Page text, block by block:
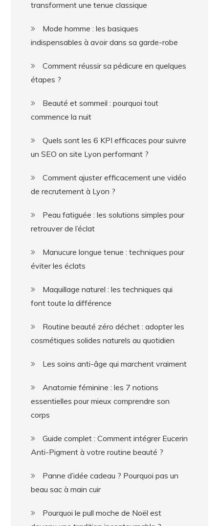
transforment une tenue classique
Mode homme : les basiques
indispensables à avoir dans sa garde-robe
Comment réussir sa pédicure en quelques
étapes ?
Beauté et sommeil : pourquoi tout
commence la nuit
Quels sont les 6 KPI efficaces pour suivre
un SEO on site Lyon performant ?
Comment ajuster efficacement une vidéo
de recrutement à Lyon ?
Peau fatiguée : les solutions simples pour
retrouver de l’éclat
Manucure longue tenue : techniques pour
éviter les éclats
Maquillage naturel : les techniques qui
font toute la différence
Routine beauté zéro déchet : adopter les
cosmétiques solides naturels au quotidien
Les soins anti-âge qui marchent vraiment
Anatomie féminine : les 7 notions
essentielles pour mieux comprendre son
corps
Guide complet : Comment intégrer Eucerin
Anti-Pigment à votre routine beauté ?
Panne d’idée cadeau ? Pourquoi pas un
beau sac à main cuir
Pourquoi le pull moche de Noël est